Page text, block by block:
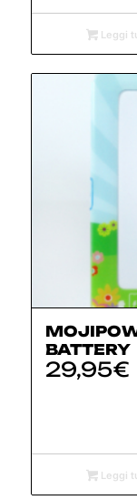
Leggi
BATTERY
29,95€
Leggi